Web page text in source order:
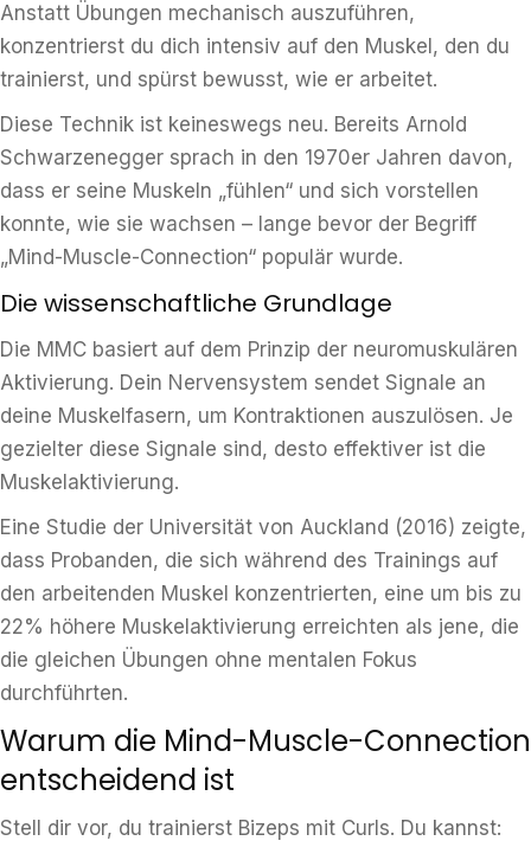
Anstatt Übungen mechanisch auszuführen,
konzentrierst du dich intensiv auf den Muskel, den du
trainierst, und spürst bewusst, wie er arbeitet.
Diese Technik ist keineswegs neu. Bereits Arnold
Schwarzenegger sprach in den 1970er Jahren davon,
dass er seine Muskeln „fühlen“ und sich vorstellen
konnte, wie sie wachsen – lange bevor der Begriff
„Mind-Muscle-Connection“ populär wurde.
Die wissenschaftliche Grundlage
Die MMC basiert auf dem Prinzip der neuromuskulären
Aktivierung. Dein Nervensystem sendet Signale an
deine Muskelfasern, um Kontraktionen auszulösen. Je
gezielter diese Signale sind, desto effektiver ist die
Muskelaktivierung.
Eine Studie der Universität von Auckland (2016) zeigte,
dass Probanden, die sich während des Trainings auf
den arbeitenden Muskel konzentrierten, eine um bis zu
22% höhere Muskelaktivierung erreichten als jene, die
die gleichen Übungen ohne mentalen Fokus
durchführten.
Warum die Mind-Muscle-Connection
entscheidend ist
Stell dir vor, du trainierst Bizeps mit Curls. Du kannst: